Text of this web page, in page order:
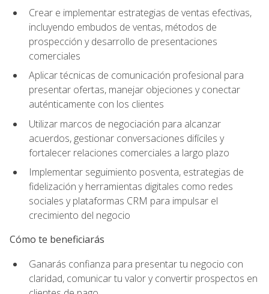
Crear e implementar estrategias de ventas efectivas,
incluyendo embudos de ventas, métodos de
prospección y desarrollo de presentaciones
comerciales
Aplicar técnicas de comunicación profesional para
presentar ofertas, manejar objeciones y conectar
auténticamente con los clientes
Utilizar marcos de negociación para alcanzar
acuerdos, gestionar conversaciones difíciles y
fortalecer relaciones comerciales a largo plazo
Implementar seguimiento posventa, estrategias de
fidelización y herramientas digitales como redes
sociales y plataformas CRM para impulsar el
crecimiento del negocio
Cómo te beneficiarás
Ganarás confianza para presentar tu negocio con
claridad, comunicar tu valor y convertir prospectos en